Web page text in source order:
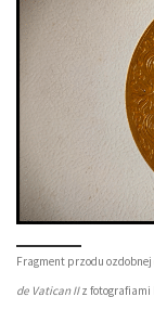
Fragment przodu
de Vatican IIz fotografiami